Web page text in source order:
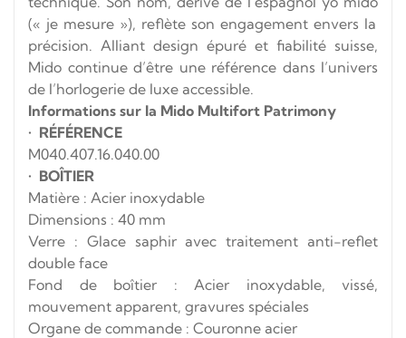
(« je mesure »), reflète son engagement envers la
précision. Alliant design épuré et fiabilité suisse,
Mido continue d’être une référence dans l’univers
de l’horlogerie de luxe accessible.
Informations sur la Mido Multifort Patrimony
• RÉFÉRENCE
M040.407.16.040.00
• BOÎTIER
Matière : Acier inoxydable
Dimensions : 40 mm
Verre : Glace saphir avec traitement anti-reflet
double face
Fond de boîtier : Acier inoxydable, vissé,
mouvement apparent, gravures spéciales
Organe de commande : Couronne acier